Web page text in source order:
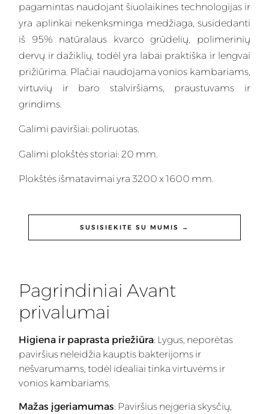
pagamintas naudojant šiuolaikines technologijas ir
yra aplinkai nekenksminga medžiaga, susidedanti
iš 95% natūralaus kvarco grūdelių, polimerinių
dervų ir dažiklių, todėl yra labai praktiška ir lengvai
prižiūrima. Plačiai naudojama vonios kambariams,
virtuvių ir baro stalviršiams, praustuvams ir
grindims.
Galimi paviršiai: poliruotas.
Galimi plokštės storiai: 20 mm.
Plokštės išmatavimai yra 3200 x 1600 mm.
SUSISIEKITE SU MUMIS →
Pagrindiniai Avant
privalumai
Higiena ir paprasta priežiūra: Lygus, neporėtas
paviršius neleidžia kauptis bakterijoms ir
nešvarumams, todėl idealiai tinka virtuvėms ir
vonios kambariams.
Mažas įgeriamumas: Paviršius neįgeria skysčių,